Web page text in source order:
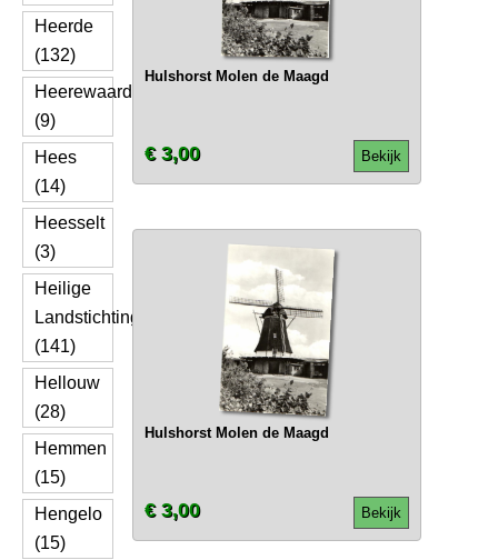
Heerde
(132)
Heerewaarden
(9)
Hees
(14)
Heesselt
(3)
Heilige
Landstichting
(141)
Hellouw
(28)
Hemmen
(15)
Hengelo
(15)
Hulshorst Molen de Maagd
Bekijk
€ 3,00
Hulshorst Molen de Maagd
Bekijk
€ 3,00